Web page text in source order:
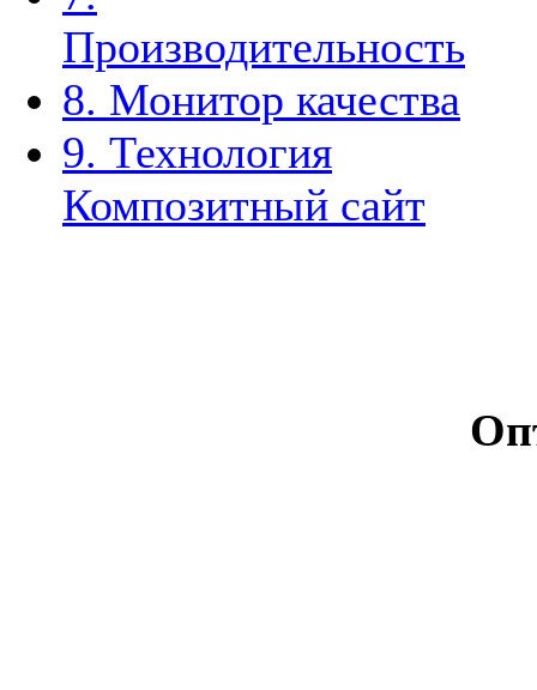
Производительность
8. Монитор качества
9. Технология
Композитный сайт